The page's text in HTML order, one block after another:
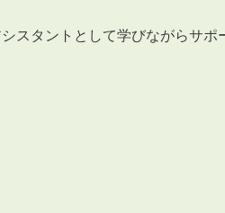
スタントとして学びながらサポ